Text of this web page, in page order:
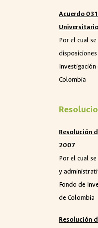
Acuerdo
Universitario
Por el cual
Colombia
Resolución
2007
Por el cual
y
Fondo de
de Colombia
Resolución